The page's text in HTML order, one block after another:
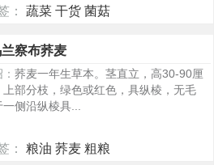
： 蔬菜 干货 菌菇
察布荞麦
荞麦一年生草本。茎直立，高30-90厘
上部分枝，绿色或红色，具纵棱，无毛
侧沿纵棱具...
： 粮油 荞麦 粗粮